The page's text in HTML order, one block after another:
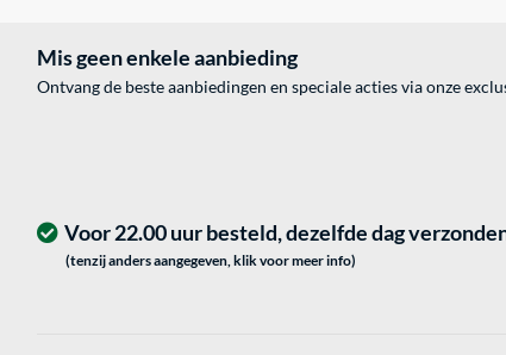
Mis geen enkele aanbieding
Ontvang de beste aanbiedingen en speciale acties via onze
Voor 22.00 uur besteld, dezelfde dag
(tenzij anders aangegeven, klik voor meer info)